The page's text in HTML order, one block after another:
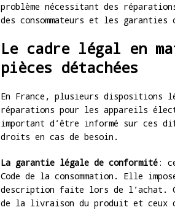
problème nécessitant des
des consommateurs et les
Le cadre légal en
pièces détachées
En France, plusieurs dispositions
réparations pour les appareils
important d’être informé sur ces
droits en cas de besoin.
La garantie légale de conformité:
Code de la consommation. Elle
description faite lors de l’achat.
de la livraison du produit et ceux